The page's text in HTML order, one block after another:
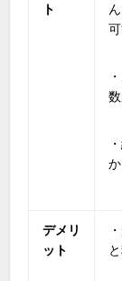
ト
デメリ
ット